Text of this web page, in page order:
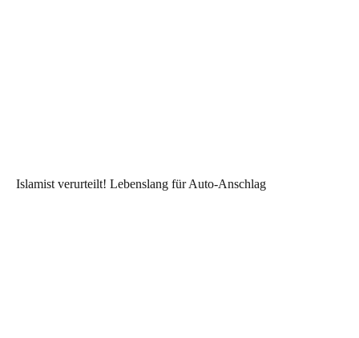
Islamist verurteilt! Lebenslang für Auto-Anschlag